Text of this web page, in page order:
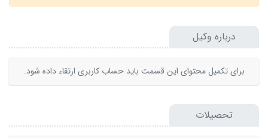
درباره وکیل
برای تکمیل محتوای این قسمت باید حساب کاربری ارتقاء داده شود.
تحصیلات